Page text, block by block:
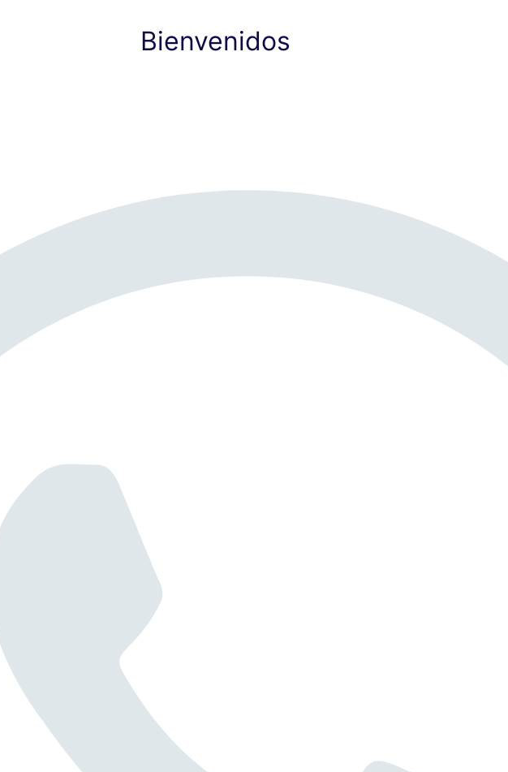
Bienvenidos